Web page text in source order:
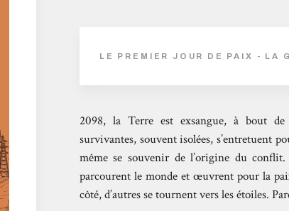
LE PREMIER JOUR DE PAIX - LA
2098, la Terre est exsangue, à bout de
survivantes, souvent isolées, s’entretuent
même se souvenir de l’origine du
parcourent le monde et œuvrent pour la
côté, d’autres se tournent vers les étoiles.